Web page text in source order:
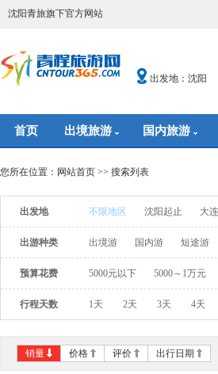
沈阳青旅旗下官方网站
出发地：沈阳
首页 出境旅游 国内旅游
您所在位置： 网站首页 >> 搜索列表
出发地 不限地区 沈阳起止 大
出游种类 出境游 国内游 短途游
预算花费 5000元以下 5000～1万元
行程天数 1天 2天 3天 4天
销量 价格 评价 出行日期